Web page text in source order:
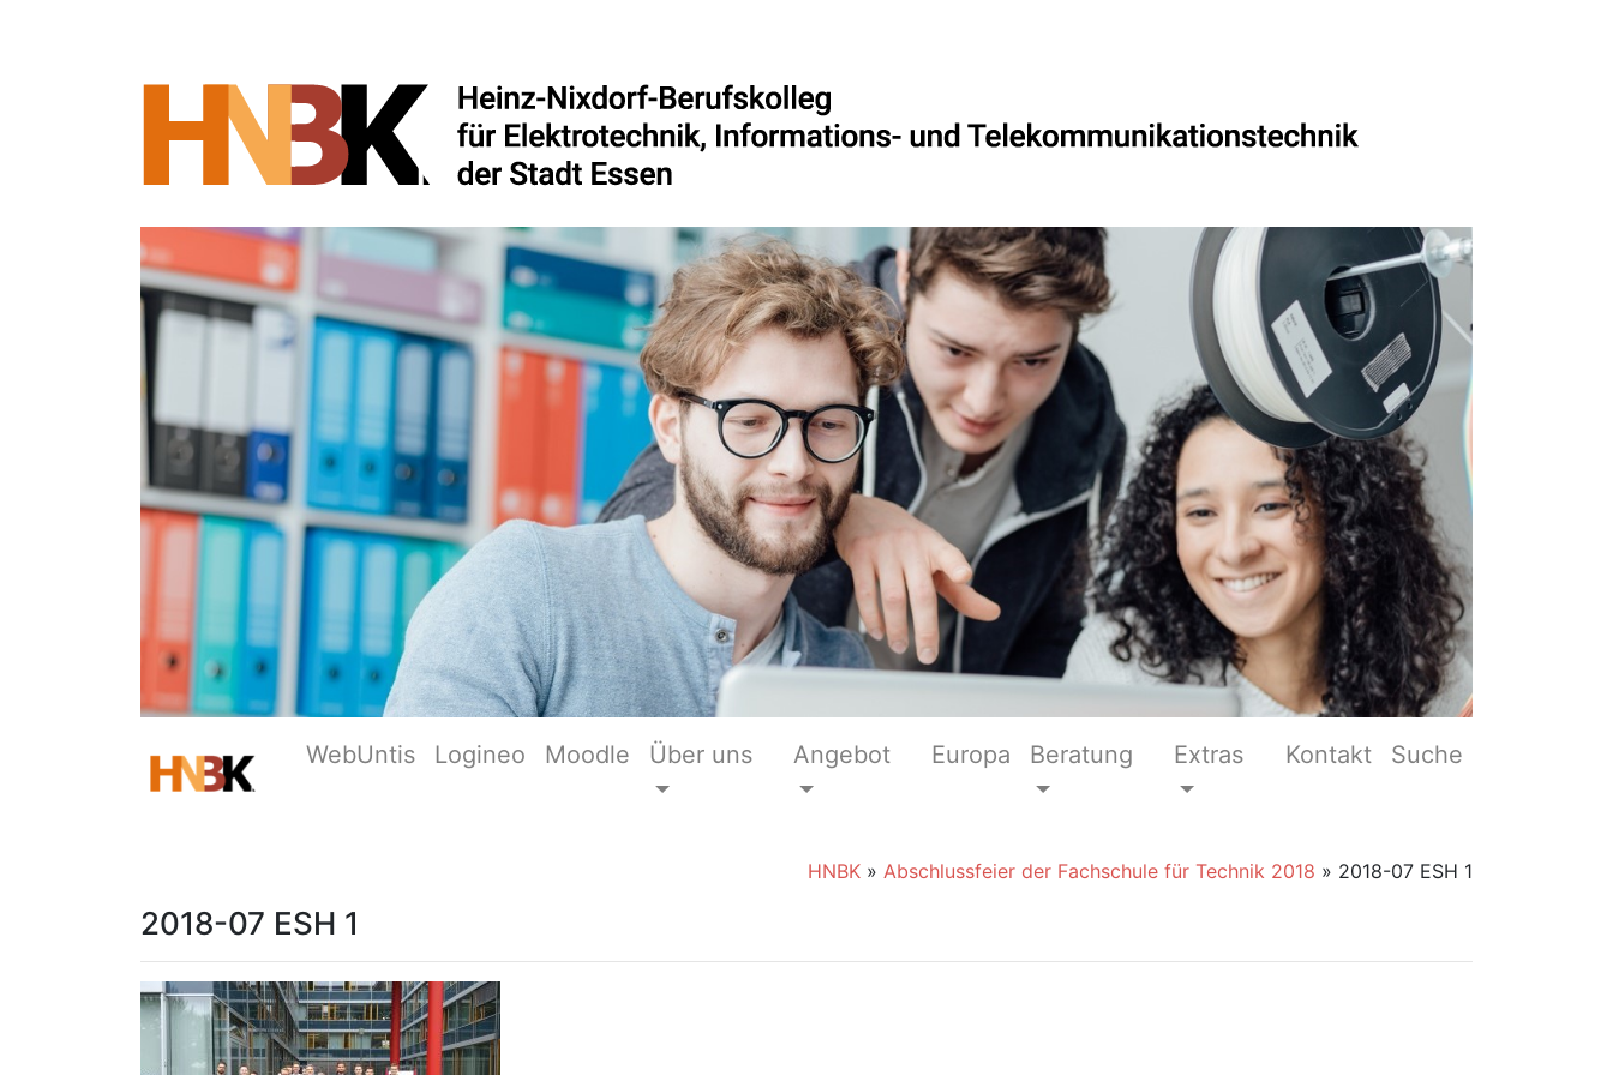
WebUntis Logineo Moodle Über uns Angebot Europa Beratung Extras Kontakt Suche
HNBK » Abschlussfeier der Fachschule für Technik 2018 » 2018-07 ESH 1
2018-07 ESH 1